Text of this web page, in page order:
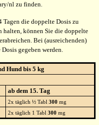
nl zu finden.
Tagen die doppelte Dosis zu
halten, können Sie die doppelte
Bei (ausreichenden)
gegeben werden.
Hund bis 5 kg
ab dem 15. Tag
2x täglich ½ Tabl 300 mg
2x täglich 1 Tabl 300 mg